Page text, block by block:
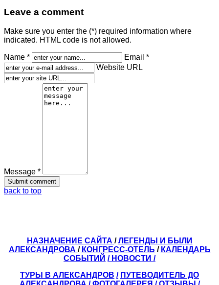
Leave a comment
Make sure you enter the (*) required information where
indicated. HTML code is not allowed.
Name *
Email *
Website URL
Message *
back to top
НАЗНАЧЕНИЕ САЙТА /ЛЕГЕНДЫ И БЫЛИ
АЛЕКСАНДРОВА / КОНГРЕСС-ОТЕЛЬ / КАЛЕНДАРЬ
СОБЫТИЙ / НОВОСТИ /
ТУРЫ В АЛЕКСАНДРОВ / ПУТЕВОДИТЕЛЬ ДО